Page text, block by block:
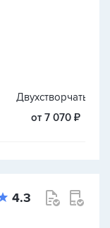
Двухстворчатые
от 7 070 ₽
4.3